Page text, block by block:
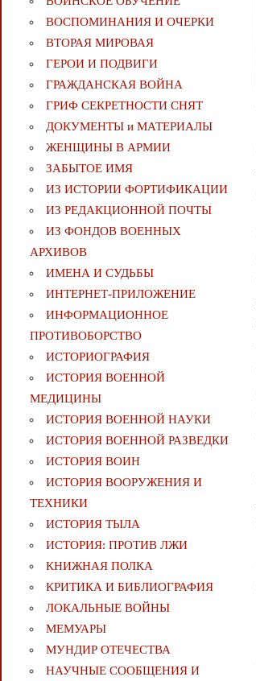
ВОСПОМИНАНИЯ И ОЧЕРКИ
ВТОРАЯ МИРОВАЯ
ГЕРОИ И ПОДВИГИ
ГРАЖДАНСКАЯ ВОЙНА
ГРИФ СЕКРЕТНОСТИ СНЯТ
ДОКУМЕНТЫ и МАТЕРИАЛЫ
ЖЕНЩИНЫ В АРМИИ
ЗАБЫТОЕ ИМЯ
ИЗ ИСТОРИИ ФОРТИФИКАЦИИ
ИЗ РЕДАКЦИОННОЙ ПОЧТЫ
ИЗ ФОНДОВ ВОЕННЫХ
АРХИВОВ
ИМЕНА И СУДЬБЫ
ИНТЕРНЕТ-ПРИЛОЖЕНИЕ
ИНФОРМАЦИОННОЕ
ПРОТИВОБОРСТВО
ИСТОРИОГРАФИЯ
ИСТОРИЯ ВОЕННОЙ
МЕДИЦИНЫ
ИСТОРИЯ ВОЕННОЙ НАУКИ
ИСТОРИЯ ВОЕННОЙ РАЗВЕДКИ
ИСТОРИЯ ВОИН
ИСТОРИЯ ВООРУЖЕНИЯ И
ТЕХНИКИ
ИСТОРИЯ ТЫЛА
ИСТОРИЯ: ПРОТИВ ЛЖИ
КНИЖНАЯ ПОЛКА
КРИТИКА И БИБЛИОГРАФИЯ
ЛОКАЛЬНЫЕ ВОЙНЫ
МЕМУАРЫ
МУНДИР ОТЕЧЕСТВА
НАУЧНЫЕ СООБЩЕНИЯ И